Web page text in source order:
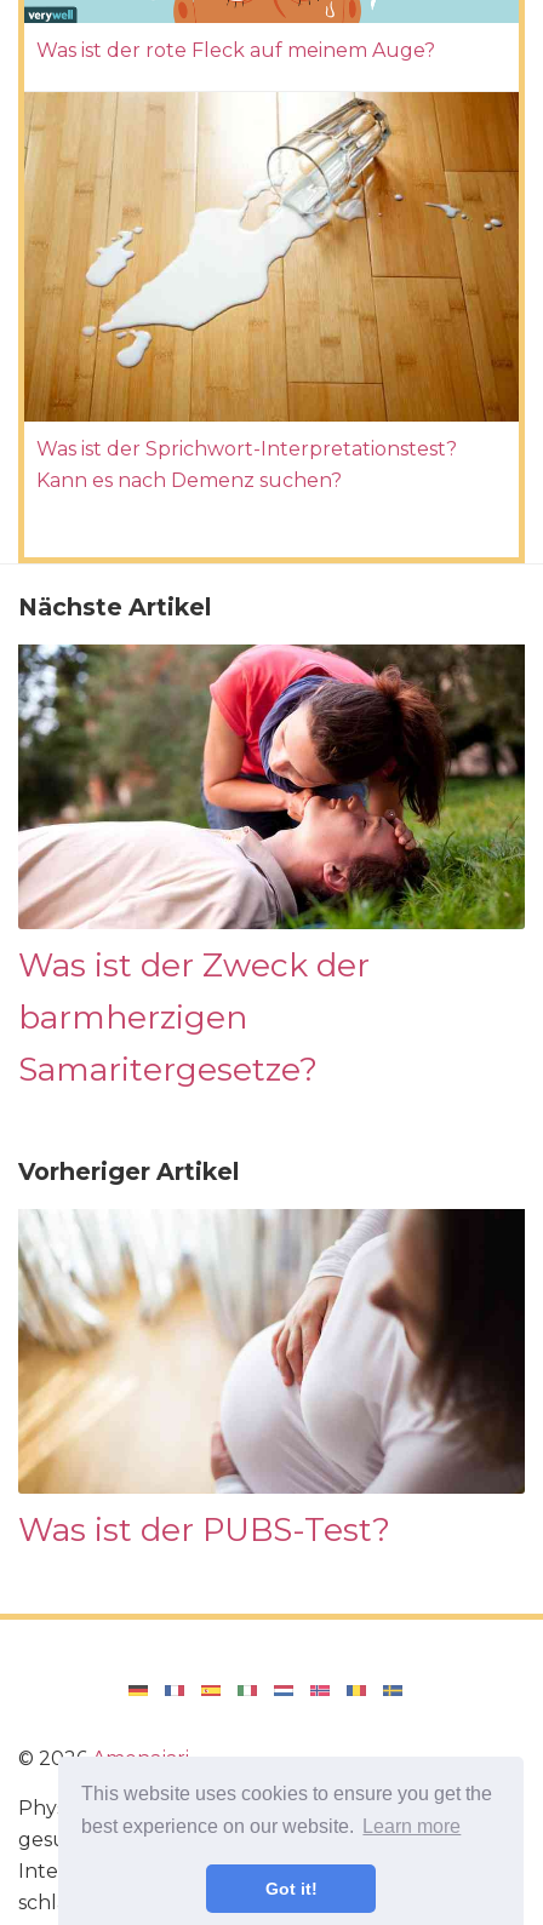
This website uses cookies to ensure you get the
best experience on our website.
Learn more
Got it!
Was ist der rote Fleck auf meinem Auge?
Was ist der Sprichwort-Interpretationstest?
Kann es nach Demenz suchen?
Nächste Artikel
Was ist der Zweck der
barmherzigen
Samaritergesetze?
Vorheriger Artikel
Was ist der PUBS-Test?
© 2026 Amenajari
Physische Übungen. Diäten und Rezepte für eine
gesunde Ernährung. Übungen für das Gehirn.
Interessante Fakten. Selbstentwicklung. Sei heute
schlauer und stärker!